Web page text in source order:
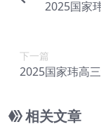
2025国家
下一篇
2025国家玮高
相关文章